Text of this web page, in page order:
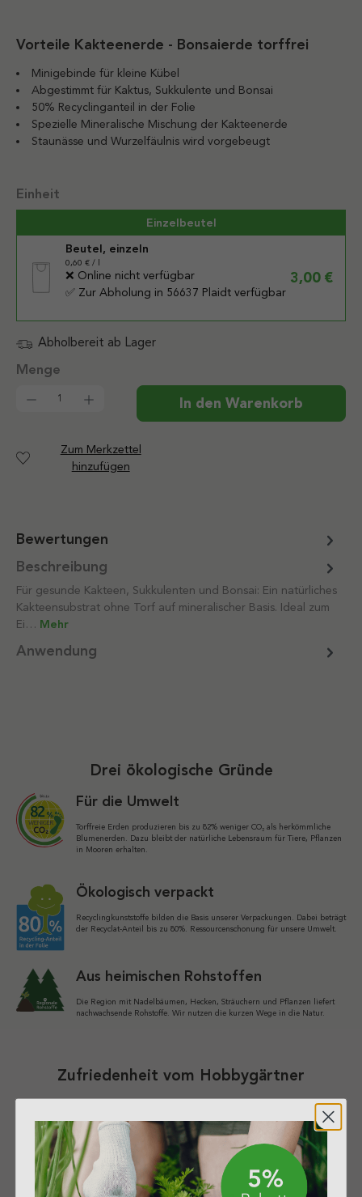
Vorteile Kakteenerde - Bonsaierde torffrei
Minigebinde für kleine Kübel
Abgestimmt für Kaktus, Sukkulente und Bonsai
50% Recyclinganteil in der Folie
Spezielle Mineralische Mischung der Kakteenerde
Staunässe und Wurzelfäulnis wird vorgebeugt
Einheit
Einzelbeutel
Beutel, einzeln
0,60 € / l
❌ Online nicht verfügbar
✅ Zur Abholung in 56637 Plaidt verfügbar
3,00 €
Abholbereit ab Lager
Produkt Anzahl: Gib den gewünschten Wert ein
In den Warenkorb
Zum Merkzettel
hinzufügen
Bewertungen
Beschreibung
Für gesunde Kakteen, Sukkulenten und Bonsai: Ein natürliches
Kakteensubstrat ohne Torf auf mineralischer Basis. Ideal zum
Ei… Mehr
Anwendung
Drei ökologische Gründe
Für die Umwelt
Torffreie Erden produzieren bis zu 82% weniger CO₂ als herkömmliche
Blumenerden. Dazu bleibt der natürliche Lebensraum für Tiere, Pflanzen
in Mooren erhalten.
Ökologisch verpackt
Recyclingkunststoffe bilden die Basis unserer Verpackungen. Dabei beträgt
der Recyclat-Anteil bis zu 80%. Ressourcenschonung für unsere Umwelt.
Aus heimischen Rohstoffen
Die Region mit Nadelbäumen, Hecken, Sträuchern und Pflanzen liefert
nachwachsende Rohstoffe. Wir nutzen die kurzen Wege in die Natur.
Zufriedenheit vom Hobbygärtner